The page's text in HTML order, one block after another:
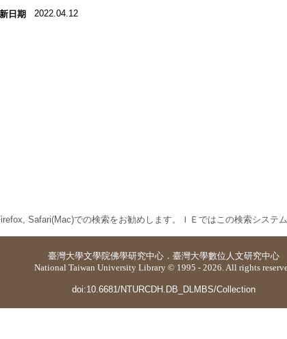
日期 2022.04.12
Safari(Mac)での検索をお勧めします。ＩＥではこの検索システム
臺灣大學文學院佛學研究中心 ． 臺灣大學數位人文研究中心
National Taiwan University Library © 1995 - 2026. All rights
doi:10.6681/NTURCDH.DB_DLMBS/Collection